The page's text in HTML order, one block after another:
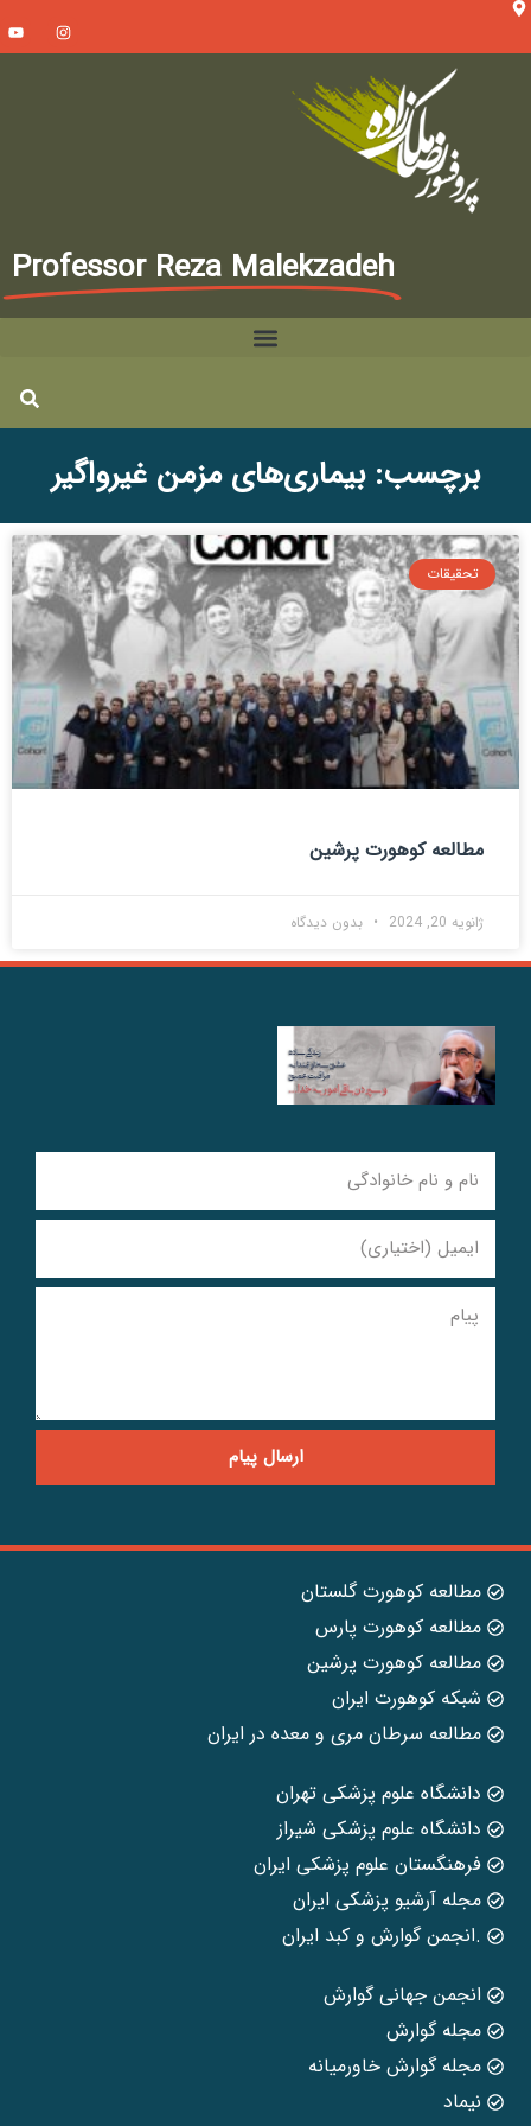
Professor Reza Malekzadeh
برچسب: بیماری‌های مزمن غیرواگیر
تحقیقات
مطالعه کوهورت پرشین
ژانویه 20, 2024 بدون دیدگاه
ارسال پیام
مطالعه کوهورت گلستان
مطالعه کوهورت پارس
مطالعه کوهورت پرشین
شبکه کوهورت ایران
مطالعه سرطان مری و معده در ایران
دانشگاه علوم پزشکی تهران
دانشگاه علوم پزشکی شیراز
فرهنگستان علوم پزشکی ایران
مجله آرشیو پزشکی ایران
.انجمن گوارش و کبد ایران
انجمن جهانی گوارش
مجله گوارش
مجله گوارش خاورمیانه
نیماد